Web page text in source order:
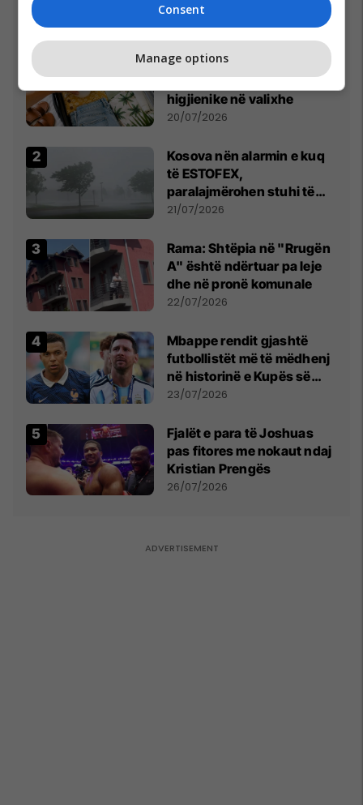
Top 5
Pse udhëtarët me përvojë
vendosin një rrotull letre
higjienike në valixhe
20/07/2026
Kosova nën alarmin e kuq
të ESTOFEX,
paralajmërohen stuhi të
fuqishme me breshër dhe
21/07/2026
Rama: Shtëpia në "Rrugën
A" është ndërtuar pa leje
dhe në pronë komunale
22/07/2026
Mbappe rendit gjashtë
futbollistët më të mëdhenj
në historinë e Kupës së
Botës, Messi mbetet i dyti
23/07/2026
Fjalët e para të Joshuas
pas fitores me nokaut ndaj
Kristian Prengës
26/07/2026
Consent
Manage options